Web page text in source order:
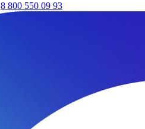
8 800 550 09 93